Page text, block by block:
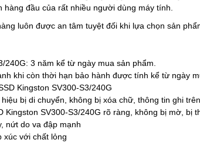
đầu của rất nhiều người dùng máy tính.
luôn được an tâm tuyệt đối khi lựa chọn sản
3 năm kể từ ngày mua sản phẩm.
khi còn thời hạn bảo hành được tính kể từ ngày
Kingston SV300-S3/240G
bị di chuyển, không bị xóa chữ, thông tin ghi
SV300-S3/240G rõ ràng, không bị mờ, bị
nứt do va đập mạnh
xúc với chất lỏng